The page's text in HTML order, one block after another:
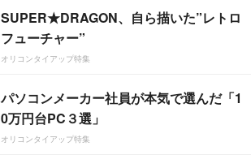
SUPER★DRAGON、自ら描いた”レトロ
フューチャー”
オリコンタイアップ特集
パソコンメーカー社員が本気で選んだ「1
0万円台PC３選」
オリコンタイアップ特集